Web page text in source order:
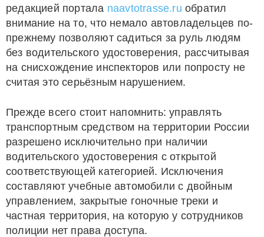
редакцией портала naavtotrasse.ru обратил
внимание на то, что немало автовладельцев по-
прежнему позволяют садиться за руль людям
без водительского удостоверения, рассчитывая
на снисхождение инспекторов или попросту не
считая это серьёзным нарушением.
Прежде всего стоит напомнить: управлять
транспортным средством на территории России
разрешено исключительно при наличии
водительского удостоверения с открытой
соответствующей категорией. Исключения
составляют учебные автомобили с двойным
управлением, закрытые гоночные треки и
частная территория, на которую у сотрудников
полиции нет права доступа.